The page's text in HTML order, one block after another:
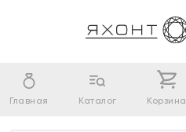
Главная Каталог Корзина